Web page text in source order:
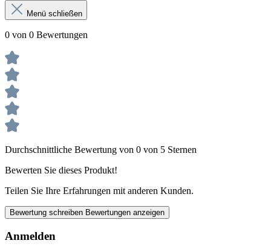
Menü schließen
0 von 0 Bewertungen
Durchschnittliche Bewertung von 0 von 5 Sternen
Bewerten Sie dieses Produkt!
Teilen Sie Ihre Erfahrungen mit anderen Kunden.
Bewertung schreiben Bewertungen anzeigen
Anmelden